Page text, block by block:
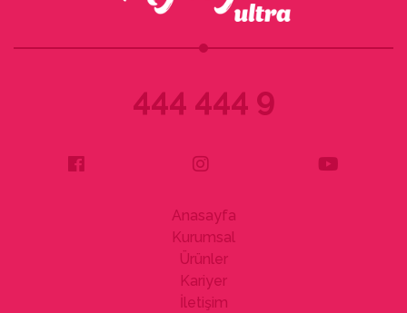
444 444 9
Anasayfa
Kurumsal
Ürünler
Kariyer
İletişim